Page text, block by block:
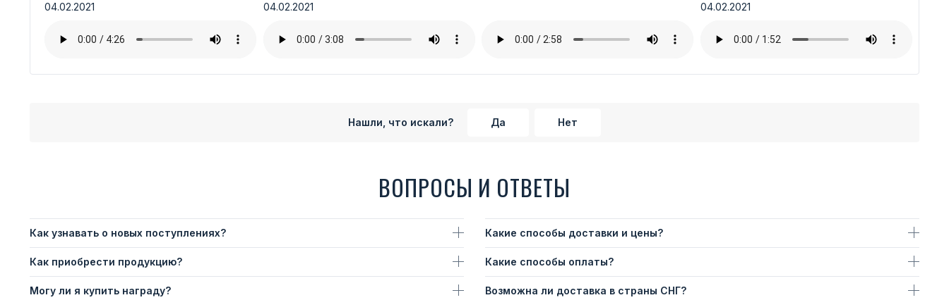
04.02.2021
04.02.2021
04.02.2021
Нашли, что искали? Да Нет
ВОПРОСЫ И ОТВЕТЫ
Как узнавать о новых поступлениях?
Как приобрести продукцию?
Могу ли я купить награду?
Какие способы доставки и цены?
Какие способы оплаты?
Возможна ли доставка в страны СНГ?